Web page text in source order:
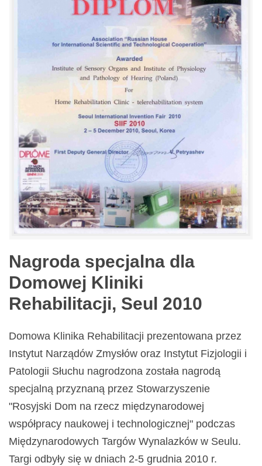
Nagroda specjalna dla
Domowej Kliniki
Rehabilitacji, Seul 2010
Domowa Klinika Rehabilitacji prezentowana przez
Instytut Narządów Zmysłów oraz Instytut Fizjologii i
Patologii Słuchu nagrodzona została nagrodą
specjalną przyznaną przez Stowarzyszenie
"Rosyjski Dom na rzecz międzynarodowej
współpracy naukowej i technologicznej" podczas
Międzynarodowych Targów Wynalazków w Seulu.
Targi odbyły się w dniach 2-5 grudnia 2010 r.